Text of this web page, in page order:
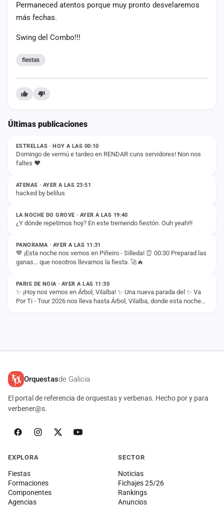
Permaneced atentos porque muy pronto desvelaremos
más fechas.
Swing del Combo!!!
fiestas
Últimas publicaciones
ESTADO
ESTRELLAS · HOY A LAS 00:10
Domingo de vermú e tardeo en RENDAR cuns servidores! Non nos
faltes ❤️
ESTADO
ATENAS · AYER A LAS 23:51
hacked by belilus
ESTADO
LA NOCHE DO GROVE · AYER A LAS 19:40
¿Y dónde repetimos hoy? En este tremendo fiestón. Ouh yeah!!!
ESTADO
PANORAMA · AYER A LAS 11:31
💙 ¡Esta noche nos vemos en Piñeiro - Silleda! ⏰ 00:30 Preparad las
ganas… que nosotros llevamos la fiesta. 🚀🔥
ESTADO
PARIS DE NOIA · AYER A LAS 11:30
✨ ¡Hoy nos vemos en Árbol, Vilalba! ✨ Una nueva parada del ✨ Va
Por Ti - Tour 2026 nos lleva hasta Árbol, Vilalba, donde esta noche
Orquestasde Galicia
El portal de referencia de orquestas y verbenas. Hecho por y para
verbener@s.
EXPLORA
Fiestas
Formaciones
Componentes
Agencias
SECTOR
Noticias
Fichajes 25/26
Rankings
Anuncios